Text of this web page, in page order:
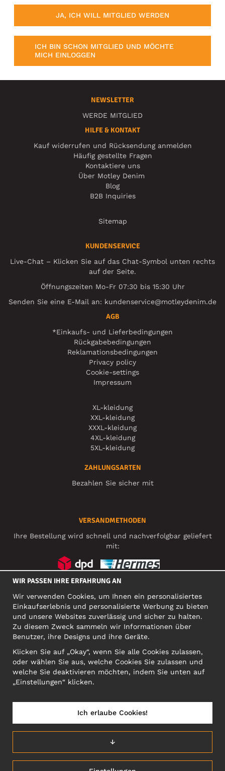
JA, ICH WILL MITGLIED WERDEN
ICH BIN SCHON MITGLIED UND MÖCHTE
MICH EINLOGGEN
NEWSLETTER
WERDE MITGLIED
HILFE & KONTAKT
Kauf widerrufen und Rücksendung anmelden
Häufig gestellte Fragen
Kontaktiere uns
Über Motley Denim
Blog
B2B Inquiries
Sitemap
KUNDENSERVICE
Live-Chat – Klicken Sie auf das Chat-Symbol unten rechts
auf der Seite.
Öffnungszeiten Mo-Fr 07:30 bis 15:30 Uhr
Senden Sie eine E-Mail an: kundenservice@motleydenim.de
AGB
*Einkaufs- und Lieferbedingungen
Rückgabebedingungen
Reklamationsbedingungen
Privacy policy
Cookie-settings
Impressum
XL-kleidung
XXL-kleidung
XXXL-kleidung
4XL-kleidung
5XL-kleidung
ZAHLUNGSARTEN
Bezahlen Sie sicher mit
VERSANDMETHODEN
Ihre Bestellung wird schnell und nachverfolgbar geliefert
mit:
FIRMA
Narva mnt 5, EE-10117 Tallinn
Org: 12356245, VAT: EE101578318
ACHTUNG! Produktrücksendungen nicht an diese Adresse
DEUTSCHLAND/DEUTSCH (DE)
WIR PASSEN IHRE ERFAHRUNG AN
Wir verwenden Cookies, um Ihnen ein personalisiertes
Einkaufserlebnis und personalisierte Werbung zu bieten
und unsere Websites zuverlässig und sicher zu halten.
Zu diesem Zweck sammeln wir Informationen über
Benutzer, ihre Designs und ihre Geräte.
Klicken Sie auf „Okay“, wenn Sie alle Cookies zulassen,
oder wählen Sie aus, welche Cookies Sie zulassen und
welche Sie deaktivieren möchten, indem Sie unten auf
„Einstellungen“ klicken.
↓
Ich erlaube Cookies!